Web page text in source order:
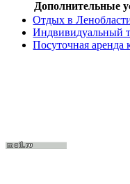
Дополнительные
Отдых в
Индвивидуальный
Посуточная аренда